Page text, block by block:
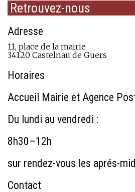
Retrouvez-nous
Adresse
11, place de la mairie
34120 Castelnau de Guers
Horaires
Accueil Mairie et Agence
Du lundi au vendredi :
8h30–12h
sur rendez-vous les aprés-
Contact